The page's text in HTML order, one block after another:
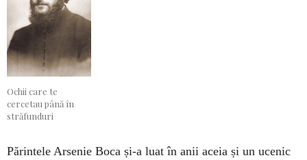
Ochii care te
cercetau până în
străfunduri
Părintele Arsenie Boca și-a luat în anii aceia și un ucenic